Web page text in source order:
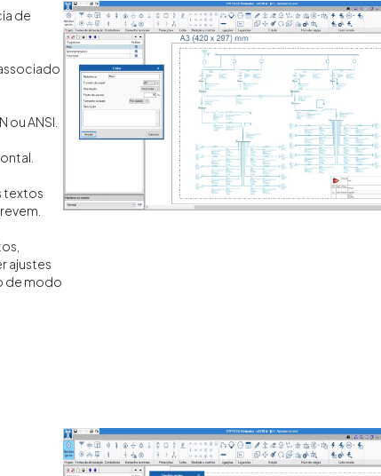
de
ANSI.
textos
ajustes
de modo